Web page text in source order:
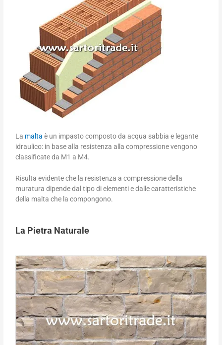
La malta è un impasto composto da acqua sabbia e legante
idraulico: in base alla resistenza alla compressione vengono
classificate da M1 a M4.
Risulta evidente che la resistenza a compressione della
muratura dipende dal tipo di elementi e dalle caratteristiche
della malta che la compongono.
La Pietra Naturale